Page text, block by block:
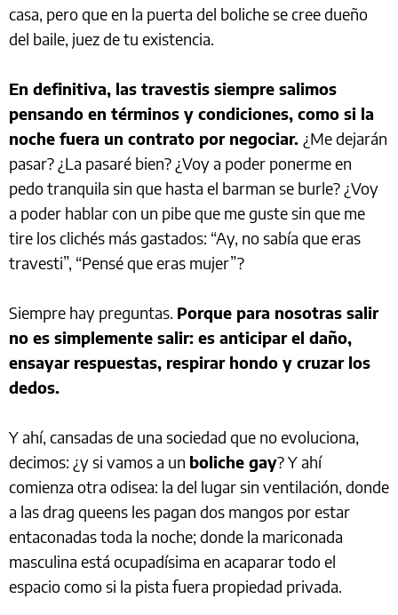
casa, pero que en la puerta del boliche se cree dueño
del baile, juez de tu existencia.
En definitiva, las travestis siempre salimos
pensando en términos y condiciones, como si la
noche fuera un contrato por negociar. ¿Me dejarán
pasar? ¿La pasaré bien? ¿Voy a poder ponerme en
pedo tranquila sin que hasta el barman se burle? ¿Voy
a poder hablar con un pibe que me guste sin que me
tire los clichés más gastados: “Ay, no sabía que eras
travesti”, “Pensé que eras mujer”?
Siempre hay preguntas. Porque para nosotras salir
no es simplemente salir: es anticipar el daño,
ensayar respuestas, respirar hondo y cruzar los
dedos.
Y ahí, cansadas de una sociedad que no evoluciona,
decimos: ¿y si vamos a un boliche gay? Y ahí
comienza otra odisea: la del lugar sin ventilación, donde
a las drag queens les pagan dos mangos por estar
entaconadas toda la noche; donde la mariconada
masculina está ocupadísima en acaparar todo el
espacio como si la pista fuera propiedad privada.